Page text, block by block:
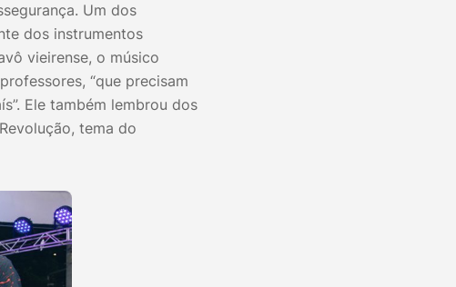
Um dos
dos instrumentos
vieirense, o músico
“que precisam
Ele também lembrou dos
tema do